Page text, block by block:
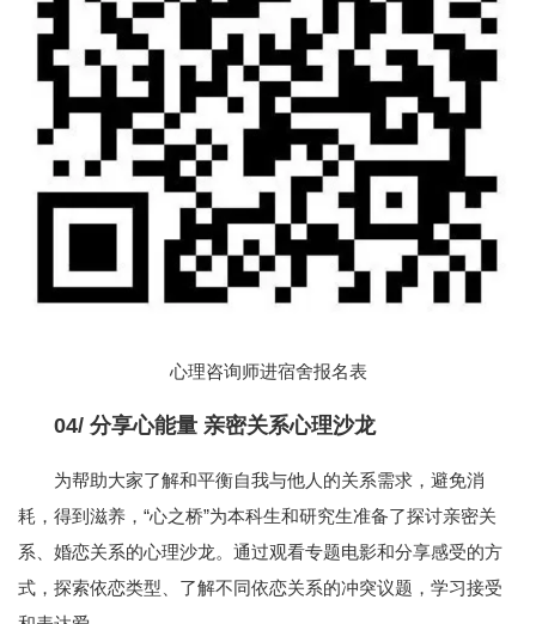
心理咨询师进宿舍报名表
04/ 分享心能量 亲密关系心理沙龙
为帮助大家了解和平衡自我与他人的关系需求，避免消
耗，得到滋养，“心之桥”为本科生和研究生准备了探讨亲密关
系、婚恋关系的心理沙龙。通过观看专题电影和分享感受的方
式，探索依恋类型、了解不同依恋关系的冲突议题，学习接受